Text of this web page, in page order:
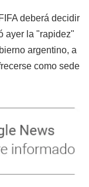
deberá decidir
ayer la "rapidez"
argentino, a
como sede